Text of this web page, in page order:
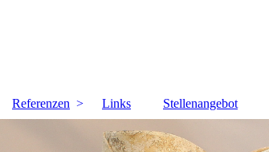
Referenzen Links Stellenangebot